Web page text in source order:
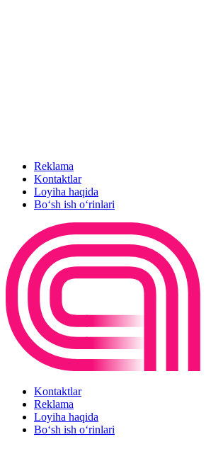
Reklama
Kontaktlar
Loyiha haqida
Bo‘sh ish o‘rinlari
Kontaktlar
Reklama
Loyiha haqida
Bo‘sh ish o‘rinlari